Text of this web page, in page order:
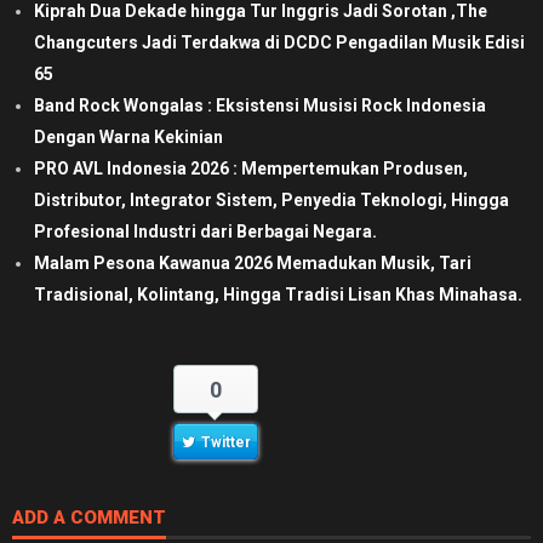
Kiprah Dua Dekade hingga Tur Inggris Jadi Sorotan ,The
Changcuters Jadi Terdakwa di DCDC Pengadilan Musik Edisi
65
Band Rock Wongalas : Eksistensi Musisi Rock Indonesia
Dengan Warna Kekinian
PRO AVL Indonesia 2026 : Mempertemukan Produsen,
Distributor, Integrator Sistem, Penyedia Teknologi, Hingga
Profesional Industri dari Berbagai Negara.
Malam Pesona Kawanua 2026 Memadukan Musik, Tari
Tradisional, Kolintang, Hingga Tradisi Lisan Khas Minahasa.
0
Twitter
ADD A COMMENT